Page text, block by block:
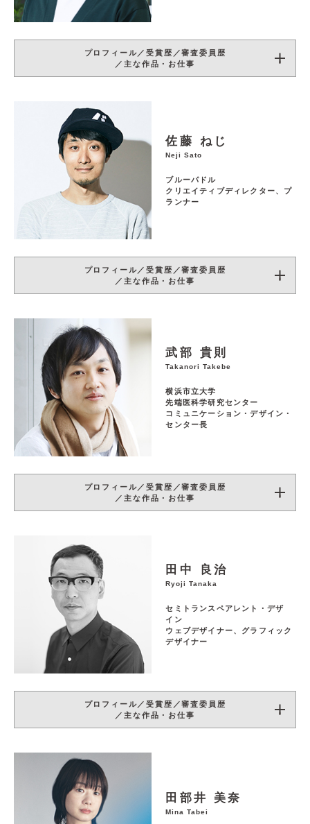
プロフィール／受賞歴／審査委員歴
／主な作品・お仕事
佐藤 ねじ
Neji Sato
ブルーパドル
クリエイティブディレクター、プ
ランナー
プロフィール／受賞歴／審査委員歴
／主な作品・お仕事
武部 貴則
Takanori Takebe
横浜市立大学
先端医科学研究センター
コミュニケーション・デザイン・
センター長
プロフィール／受賞歴／審査委員歴
／主な作品・お仕事
田中 良治
Ryoji Tanaka
セミトランスペアレント・デザ
イン
ウェブデザイナー、グラフィック
デザイナー
プロフィール／受賞歴／審査委員歴
／主な作品・お仕事
田部井 美奈
Mina Tabei